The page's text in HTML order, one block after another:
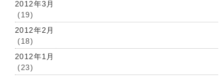
2012年3月
(19)
2012年2月
(18)
2012年1月
(23)